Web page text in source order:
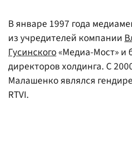
В январе 1997 года
из учредителей компании
Гусинского«Медиа-Мост» и
директоров холдинга. С
Малашенко являлся
RTVI.